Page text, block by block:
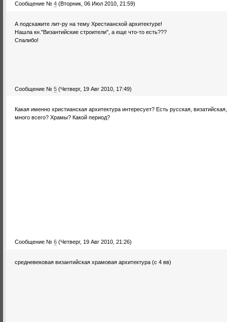
Сообщение № 4 (Вторник, 06 Июл 2010, 21:59)
А подскажите лит-ру на тему Хрестианской архитектуре!
Нашла кн."Византийские строители", а еще что-то есть???
Спалибо!
Сообщение № 5 (Четверг, 19 Авг 2010, 17:49)
Какая именно христианская архитектура интересует? Есть русская,
много всего? Храмы? Какой период?
Сообщение № 6 (Четверг, 19 Авг 2010, 21:26)
средневековая византийская храмовая архитектура (с 4 вв)